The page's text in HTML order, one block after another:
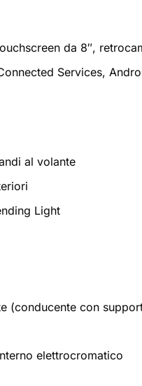
da 8″,
Services,
al volante
Light
(conducente con
elettrocromatico